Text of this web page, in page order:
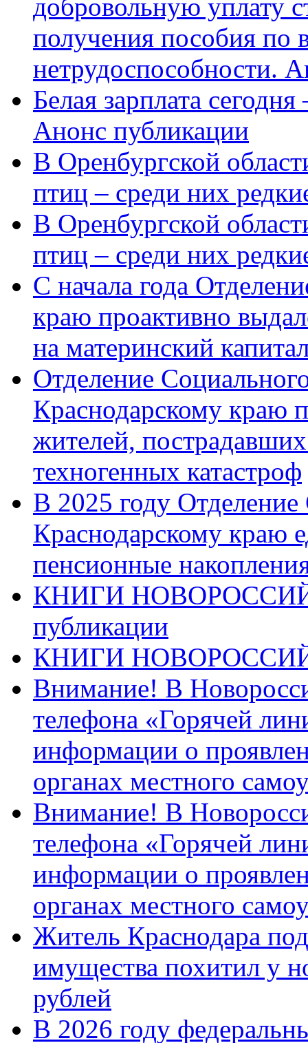
добровольную уплату
получения пособия по
нетрудоспособности.
Белая зарплата
Анонс публикации
В Оренбургской
птиц – среди них
В Оренбургской
птиц – среди них
С начала года
краю проактивно
на материнский
Отделение
Краснодарскому краю
жителей,
техногенных катастроф
В 2025 году
Краснодарскому краю
пенсионные
КНИГИ
публикации
КНИГИ
Внимание! В
телефона «Горячей
информации о
органах местного
Внимание! В
телефона «Горячей
информации о
органах местного
Житель Краснодара
имущества похитил у
рублей
В 2026 году